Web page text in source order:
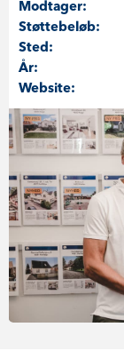
Modtager:
Støttebeløb:
Sted:
År:
Website: